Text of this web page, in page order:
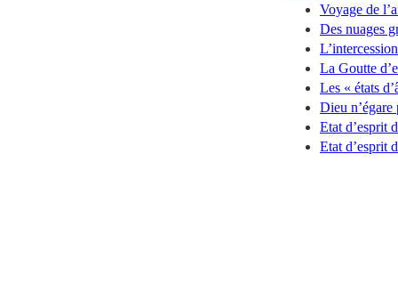
Voyage de
Des nuages
La Goutte
Les « états
Dieu
Etat d’esprit
Etat d’esprit